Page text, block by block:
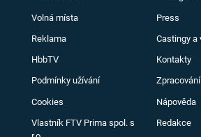
Volná místa Press
Reklama Castingy a
HbbTV Kontakty
Podmínky užívání
Cookies Nápověda
Vlastník FTV Prima spol. s
Redakce